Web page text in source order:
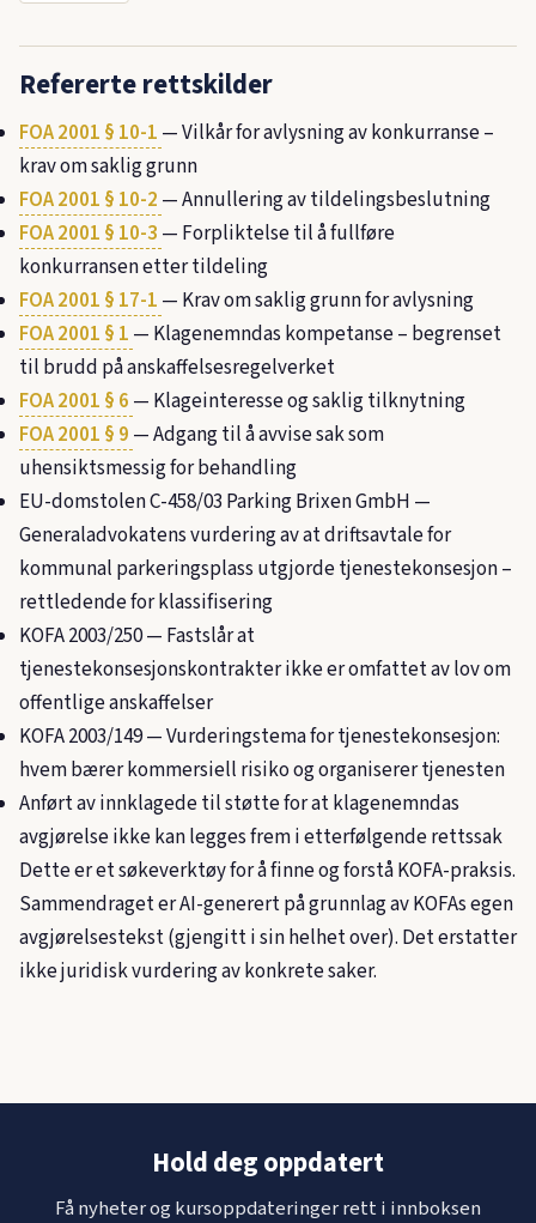
Refererte rettskilder
FOA 2001 § 10-1 — Vilkår for avlysning av konkurranse –
krav om saklig grunn
FOA 2001 § 10-2 — Annullering av tildelingsbeslutning
FOA 2001 § 10-3 — Forpliktelse til å fullføre
konkurransen etter tildeling
FOA 2001 § 17-1 — Krav om saklig grunn for avlysning
FOA 2001 § 1 — Klagenemndas kompetanse – begrenset
til brudd på anskaffelsesregelverket
FOA 2001 § 6 — Klageinteresse og saklig tilknytning
FOA 2001 § 9 — Adgang til å avvise sak som
uhensiktsmessig for behandling
EU-domstolen C-458/03 Parking Brixen GmbH —
Generaladvokatens vurdering av at driftsavtale for
kommunal parkeringsplass utgjorde tjenestekonsesjon –
rettledende for klassifisering
KOFA 2003/250— Fastslår at
tjenestekonsesjonskontrakter ikke er omfattet av lov om
offentlige anskaffelser
KOFA 2003/149— Vurderingstema for tjenestekonsesjon:
hvem bærer kommersiell risiko og organiserer tjenesten
Anført av innklagede til støtte for at klagenemndas
avgjørelse ikke kan legges frem i etterfølgende rettssak
Dette er et søkeverktøy for å finne og forstå KOFA-praksis.
Sammendraget er AI-generert på grunnlag av KOFAs egen
avgjørelsestekst (gjengitt i sin helhet over). Det erstatter
ikke juridisk vurdering av konkrete saker.
Hold deg oppdatert
Få nyheter og kursoppdateringer rett i innboksen